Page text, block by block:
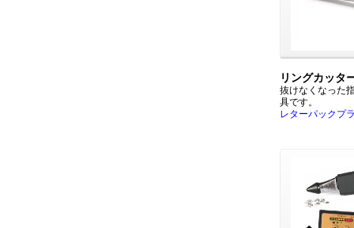
リングカッタ
抜けなくなった
具です。
レターパックプ